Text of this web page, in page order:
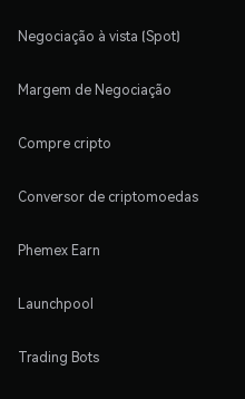
Negociação à vista (Spot)
Margem de Negociação
Compre cripto
Conversor de criptomoedas
Phemex Earn
Launchpool
Trading Bots